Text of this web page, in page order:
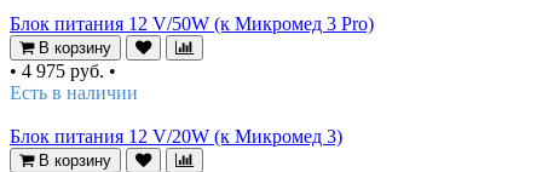
Блок питания 12 V/50W (к Микромед 3 Pro)
В корзину
• 4 975 руб. •
Есть в наличии
Блок питания 12 V/20W (к Микромед 3)
В корзину